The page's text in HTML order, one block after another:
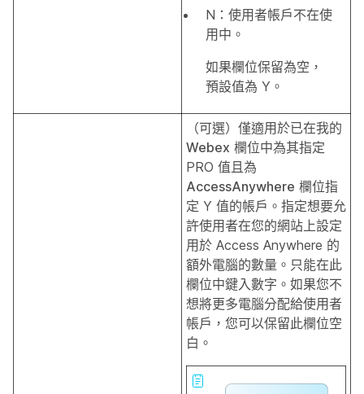
N：使用者帳戶不在使
用中。
如果欄位保留為空，
預設值為 Y。
（可選）僅適用於已在我的
Webex 欄位中為其指定
PRO 值且為
AccessAnywhere 欄位指
定 Y 值的帳戶。指定想要允
許使用者在您的網站上設定
用於 Access Anywhere 的
額外電腦的數量。只能在此
欄位中鍵入數字。如果您不
想將更多電腦分配給使用者
帳戶，您可以保留此欄位空
白。